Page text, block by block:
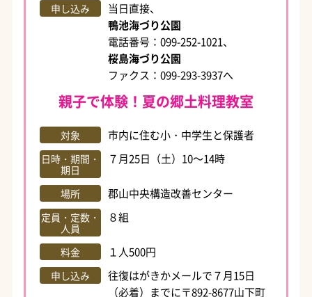
申し込み
当日直接、
鴨池海づり公園
電話番号：099-252-1021、
桜島海づり公園
ファクス：099-293-3937へ
親子で体験！夏の郷土料理教室
対象 市内に住む小・中学生と保護者
日時・期間・
期日
７月25日（土）10～14時
場所 郡山中央構造改善センター
定員・定数・
人員
８組
料金 １人500円
申し込み
往復はがきかメールで７月15日
（必着）までに〒892-8677山下町